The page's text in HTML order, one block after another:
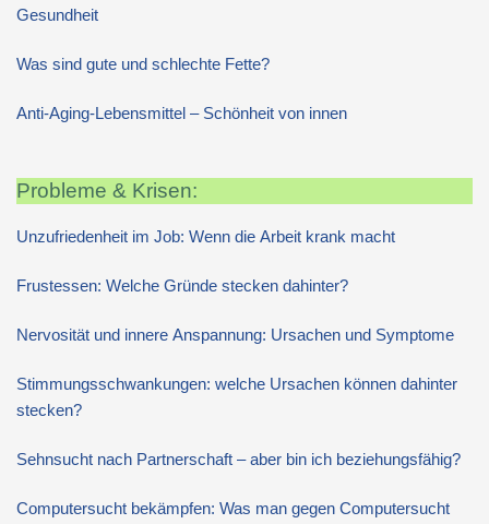
Gesundheit
Was sind gute und schlechte Fette?
Anti-Aging-Lebensmittel – Schönheit von innen
Probleme & Krisen:
Unzufriedenheit im Job: Wenn die Arbeit krank macht
Frustessen: Welche Gründe stecken dahinter?
Nervosität und innere Anspannung: Ursachen und Symptome
Stimmungsschwankungen: welche Ursachen können dahinter
stecken?
Sehnsucht nach Partnerschaft – aber bin ich beziehungsfähig?
Computersucht bekämpfen: Was man gegen Computersucht